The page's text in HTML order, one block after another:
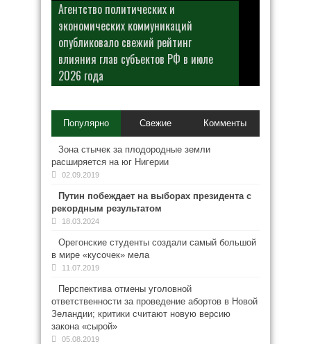
Агентство политических и
экономических коммуникаций
опубликовало свежий рейтинг
влияния глав субъектов РФ в июле
2026 года
Популярно Свежие Комменты
Зона стычек за плодородные земли
расширяется на юг Нигерии
02.09.2019
Путин побеждает на выборах президента с
рекордным результатом
18.03.2024
Орегонские студенты создали самый большой
в мире «кусочек» мела
11.07.2019
Перспектива отмены уголовной
ответственности за проведение абортов в Новой
Зеландии; критики считают новую версию
закона «сырой»
05.08.2019